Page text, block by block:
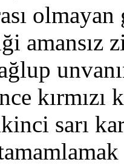
amansız
sarı